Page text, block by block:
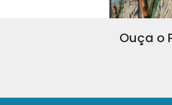
Ouça o